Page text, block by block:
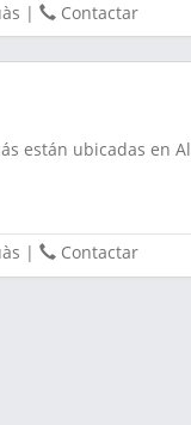
| Contactar
están ubicadas en
| Contactar